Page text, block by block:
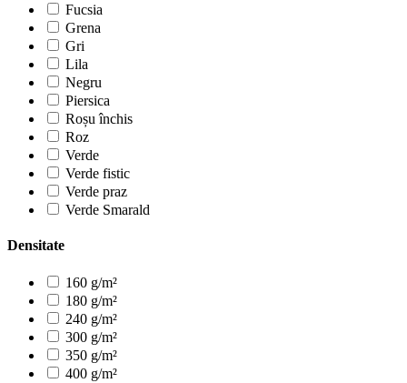
Fucsia
Grena
Gri
Lila
Negru
Piersica
Roșu închis
Roz
Verde
Verde fistic
Verde praz
Verde Smarald
Densitate
160 g/m²
180 g/m²
240 g/m²
300 g/m²
350 g/m²
400 g/m²